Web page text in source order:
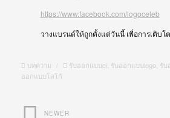
https://www.facebook.com/logoceleb
วางแบรนด์ให้ถูกตั้งแต่วันนี้ เพื่อการเติบ
บทความ รับออกแบบci รับออกแบบlogo รับ
ออกแบบโลโก้
NEWER